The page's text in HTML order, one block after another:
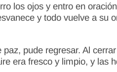
los ojos y entro en
y todo vuelve a su
pude regresar. Al
era fresco y limpio, y las